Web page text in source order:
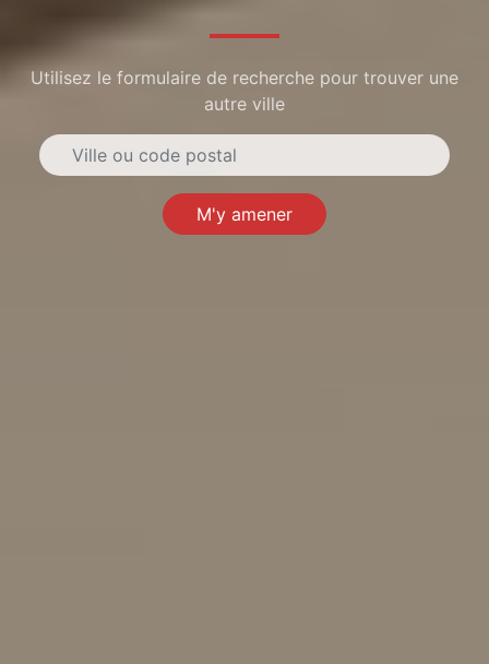
Utilisez le formulaire de recherche pour trouver une
autre ville
M'y amener